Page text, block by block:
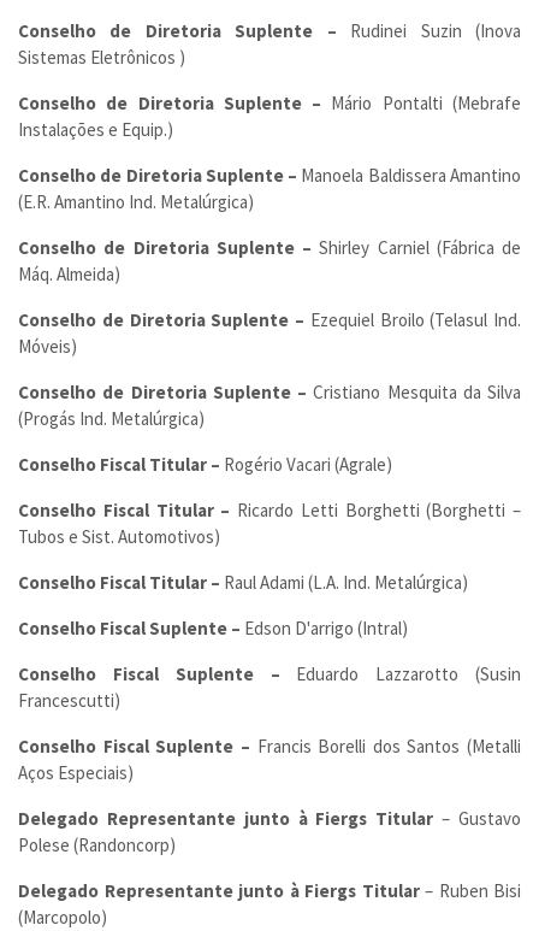
Conselho de Diretoria Suplente – Rudinei Suzin (Inova
Sistemas Eletrônicos )
Conselho de Diretoria Suplente – Mário Pontalti (Mebrafe
Instalações e Equip.)
Conselho de Diretoria Suplente – Manoela Baldissera Amantino
(E.R. Amantino Ind. Metalúrgica)
Conselho de Diretoria Suplente – Shirley Carniel (Fábrica de
Máq. Almeida)
Conselho de Diretoria Suplente – Ezequiel Broilo (Telasul Ind.
Móveis)
Conselho de Diretoria Suplente – Cristiano Mesquita da Silva
(Progás Ind. Metalúrgica)
Conselho Fiscal Titular – Rogério Vacari (Agrale)
Conselho Fiscal Titular – Ricardo Letti Borghetti (Borghetti –
Tubos e Sist. Automotivos)
Conselho Fiscal Titular – Raul Adami (L.A. Ind. Metalúrgica)
Conselho Fiscal Suplente – Edson D'arrigo (Intral)
Conselho Fiscal Suplente – Eduardo Lazzarotto (Susin
Francescutti)
Conselho Fiscal Suplente – Francis Borelli dos Santos (Metalli
Aços Especiais)
Delegado Representante junto à Fiergs Titular– Gustavo
Polese (Randoncorp)
Delegado Representante junto à Fiergs Titular– Ruben Bisi
(Marcopolo)